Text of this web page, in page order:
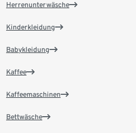
Herrenunterwäsche
Kinderkleidung
Babykleidung
Kaffee
Kaffeemaschinen
Bettwäsche